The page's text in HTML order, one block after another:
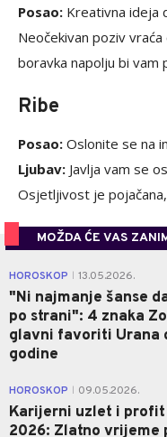
Posao: Kreativna ideja
Neočekivan poziv vraća
boravka napolju bi vam
Ribe
Posao: Oslonite se na
Ljubav: Javlja vam se
Osjetljivost je
MOŽDA ĆE VAS
HOROSKOP 13.05.2026.
"Ni najmanje šanse
po strani": 4 znaka
glavni favoriti Urana
godine
HOROSKOP 09.05.2026.
Karijerni uzlet i profit
2026: Zlatno vrijeme